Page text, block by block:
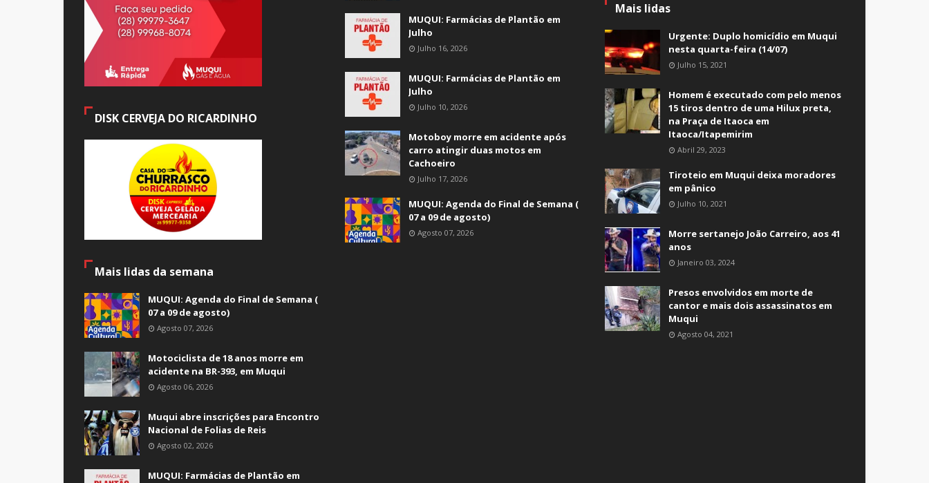
DISK CERVEJA DO RICARDINHO
Mais lidas da semana
MUQUI: Agenda do Final de Semana (
07 a 09 de agosto)
Agosto 07, 2026
Motociclista de 18 anos morre em
acidente na BR-393, em Muqui
Agosto 06, 2026
Muqui abre inscrições para Encontro
Nacional de Folias de Reis
Agosto 02, 2026
MUQUI: Farmácias de Plantão em
MUQUI: Farmácias de Plantão em
Julho
Julho 16, 2026
MUQUI: Farmácias de Plantão em
Julho
Julho 10, 2026
Motoboy morre em acidente após
carro atingir duas motos em
Cachoeiro
Julho 17, 2026
MUQUI: Agenda do Final de Semana (
07 a 09 de agosto)
Agosto 07, 2026
Mais lidas
Urgente: Duplo homicídio em Muqui
nesta quarta-feira (14/07)
Julho 15, 2021
Homem é executado com pelo menos
15 tiros dentro de uma Hilux preta,
na Praça de Itaoca em
Itaoca/Itapemirim
Abril 29, 2023
Tiroteio em Muqui deixa moradores
em pânico
Julho 10, 2021
Morre sertanejo João Carreiro, aos 41
anos
Janeiro 03, 2024
Presos envolvidos em morte de
cantor e mais dois assassinatos em
Muqui
Agosto 04, 2021